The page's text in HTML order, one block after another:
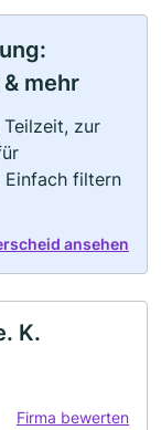
mehr
zur
Einfach filtern
ansehen
K.
Firma bewerten